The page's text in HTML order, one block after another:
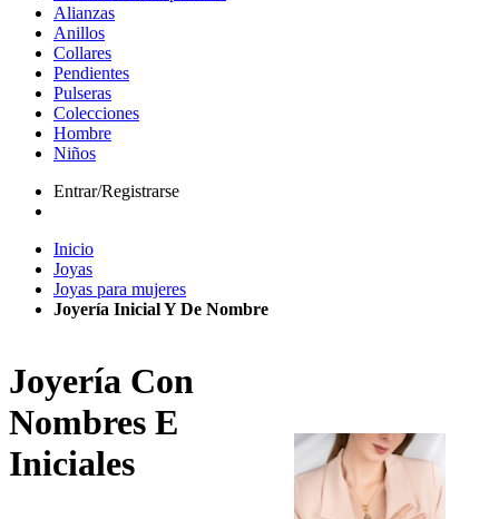
Alianzas
Anillos
Collares
Pendientes
Pulseras
Colecciones
Hombre
Niños
Entrar/Registrarse
Inicio
Joyas
Joyas para mujeres
Joyería Inicial Y De Nombre
Joyería Con
Nombres E
Iniciales